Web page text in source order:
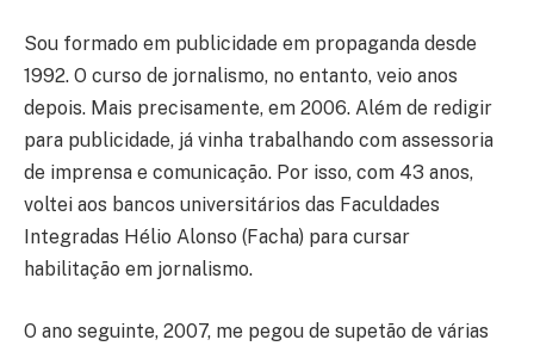
Sou formado em publicidade em propaganda desde
1992. O curso de jornalismo, no entanto, veio anos
depois. Mais precisamente, em 2006. Além de redigir
para publicidade, já vinha trabalhando com assessoria
de imprensa e comunicação. Por isso, com 43 anos,
voltei aos bancos universitários das Faculdades
Integradas Hélio Alonso (Facha) para cursar
habilitação em jornalismo.
O ano seguinte, 2007, me pegou de supetão de várias